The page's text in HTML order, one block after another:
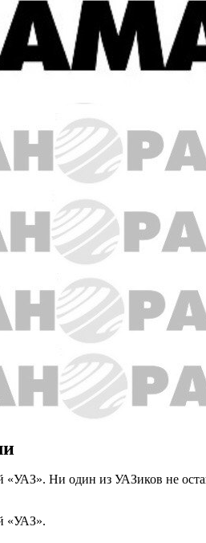
Ни один из УАЗиков не
«УАЗ».